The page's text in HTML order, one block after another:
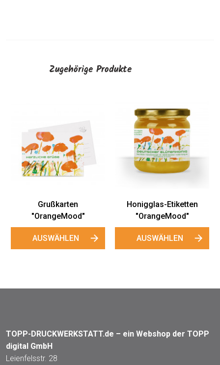
Zugehörige Produkte
Grußkarten
"OrangeMood"
AUSWÄHLEN
Honigglas-Etiketten
"OrangeMood"
AUSWÄHLEN
TOPP-DRUCKWERKSTATT.de – ein Webshop der TOPP
digital GmbH
Leienfelsstr. 28